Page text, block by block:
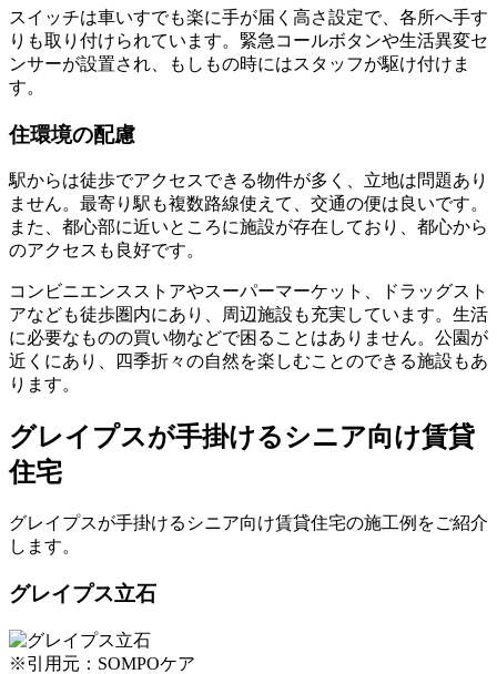
スイッチは車いすでも楽に手が届く高さ設定で、各所へ手す
りも取り付けられています。緊急コールボタンや生活異変セ
ンサーが設置され、もしもの時にはスタッフが駆け付けま
す。
住環境の配慮
駅からは徒歩でアクセスできる物件が多く、立地は問題あり
ません。 最寄り駅も複数路線使えて、交通の便は良いです。
また、都心部に近いところに施設が存在しており、都心から
のアクセスも良好です。
コンビニエンスストアやスーパーマーケット、ドラッグスト
アなども徒歩圏内にあり、周辺施設も充実しています。生活
に必要なものの買い物などで困ることはありません。公園が
近くにあり、四季折々の自然を楽しむことのできる施設もあ
ります。
グレイプスが手掛けるシニア向け賃貸
住宅
グレイプスが手掛けるシニア向け賃貸住宅の施工例をご紹介
します。
グレイプス立石
※引用元：SOMPOケア